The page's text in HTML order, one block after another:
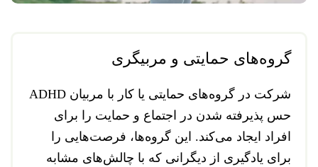
گروه‌های حمایتی و مربیگری
شرکت در گروه‌های حمایتی یا کار با مربیان ADHD
حس پذیرفته شدن در اجتماع و حمایت را برای
افراد ایجاد می‌کند. این گروه‌ها، فرصت‌هایی را
برای یادگیری از دیگرانی که با چالش‌های مشابه